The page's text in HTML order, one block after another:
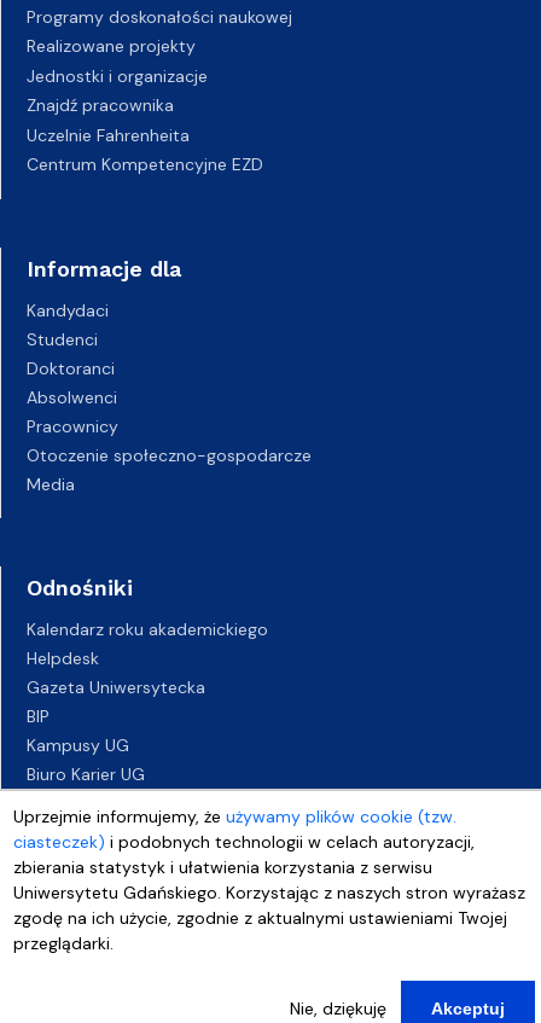
Uprzejmie informujemy, żeużywamy plików cookie (tzw.
ciasteczek) i podobnych technologii w celach autoryzacji,
zbierania statystyk i ułatwienia korzystania z serwisu
Uniwersytetu Gdańskiego. Korzystając z naszych stron wyrażasz
zgodę na ich użycie, zgodnie z aktualnymi ustawieniami Twojej
przeglądarki.
Nie, dziękuję Akceptuj
Programy doskonałości naukowej
Realizowane projekty
Jednostki i organizacje
Znajdź pracownika
Uczelnie Fahrenheita
Centrum Kompetencyjne EZD
Informacje dla
Kandydaci
Studenci
Doktoranci
Absolwenci
Pracownicy
Otoczenie społeczno-gospodarcze
Media
Odnośniki
Kalendarz roku akademickiego
Helpdesk
Gazeta Uniwersytecka
BIP
Kampusy UG
Biuro Karier UG
Deklaracja dostępności